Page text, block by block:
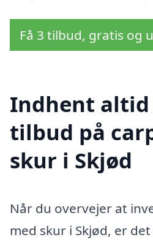
Få 3 tilbud, gratis og
Indhent
tilbud på
skur i Skjød
Når du overvejer at
med skur i Skjød, er